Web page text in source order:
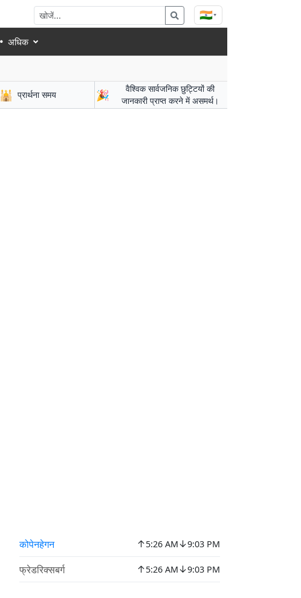
🇮🇳▾
अधिक
🕌 प्रार्थना समय 🎉
वैश्विक सार्वजनिक छुट्टियों की
जानकारी प्राप्त करने में असमर्थ।
कोपेनहेगन ↑5:26 AM↓9:03 PM
फ्रेडरिक्सबर्ग ↑5:26 AM↓9:03 PM